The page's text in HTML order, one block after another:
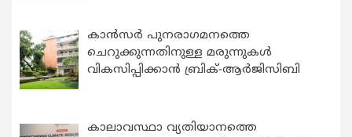
കാന്‍സര്‍ പുനരാഗമനത്തെ
ചെറുക്കുന്നതിനുള്ള മരുന്നുകള്‍
വികസിപ്പിക്കാന്‍ ബ്രിക്-ആര്‍ജിസിബി
കാലാവസ്ഥാ വ്യതിയാനത്തെ